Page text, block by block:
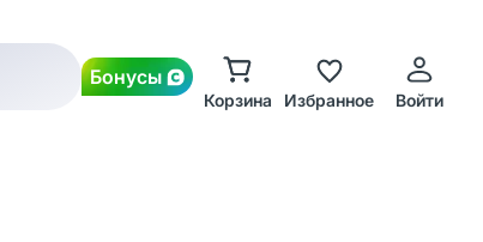
Бонусы
Корзина Избранное Войти